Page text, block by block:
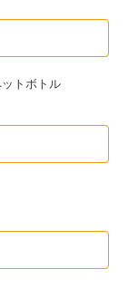
トボトル